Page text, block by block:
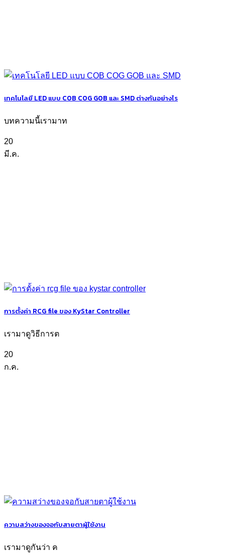
เทคโนโลยี LED แบบ COB COG GOB และ SMD ต่างกันอย่างไร
บทความนี้เรามาท
20
มี.ค.
การตั้งค่า RCG file ของ KyStar Controller
เรามาดูวิธีการต
20
ก.ค.
ความสว่างของจอกับสายตาผู้ใช้งาน
เรามาดูกันว่า ค